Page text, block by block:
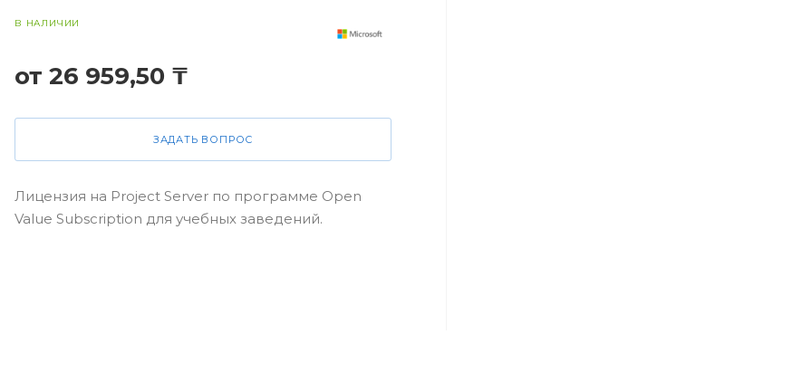
В НАЛИЧИИ
от 26 959,50 ₸
ЗАДАТЬ ВОПРОС
Лицензия на Project Server по программе Open
Value Subscription для учебных заведений.